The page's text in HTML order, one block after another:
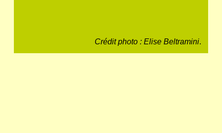
Crédit photo : Elise Beltramini.